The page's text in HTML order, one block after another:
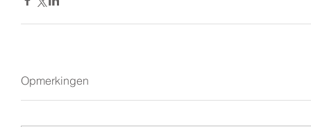
Opmerkingen